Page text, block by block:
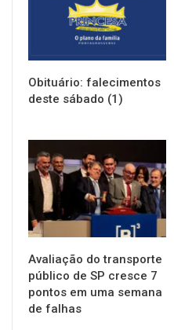
Obituário: falecimentos
deste sábado (1)
NOTÍCIAS
Avaliação do transporte
público de SP cresce 7
pontos em uma semana
de falhas